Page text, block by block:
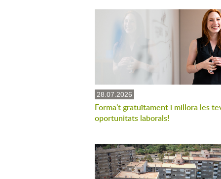
28.07.2026
Forma't gratuïtament i millora les
oportunitats laborals!